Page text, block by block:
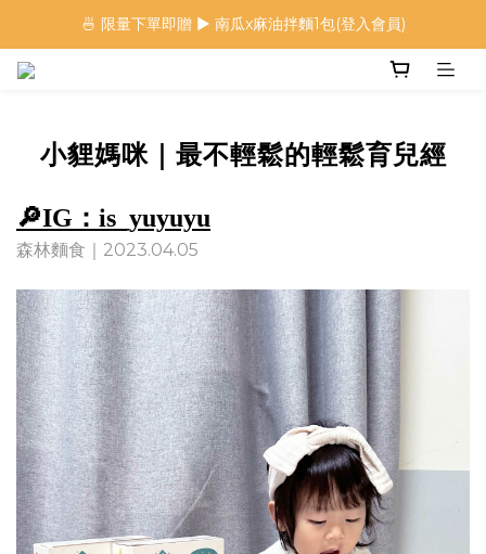
🍜 限量下單即贈 ▶︎ 南瓜x麻油拌麵1包(登入會員)
🍜 限量下單即贈 ▶︎ 南瓜x麻油拌麵1包(登入會員)
🍜 限量下單即贈 ▶︎ 南瓜x麻油拌麵1包(登入會員)
小貍媽咪｜最不輕鬆的輕鬆育兒經
🔎IG：is_yuyuyu
森林麵食｜2023.04.05